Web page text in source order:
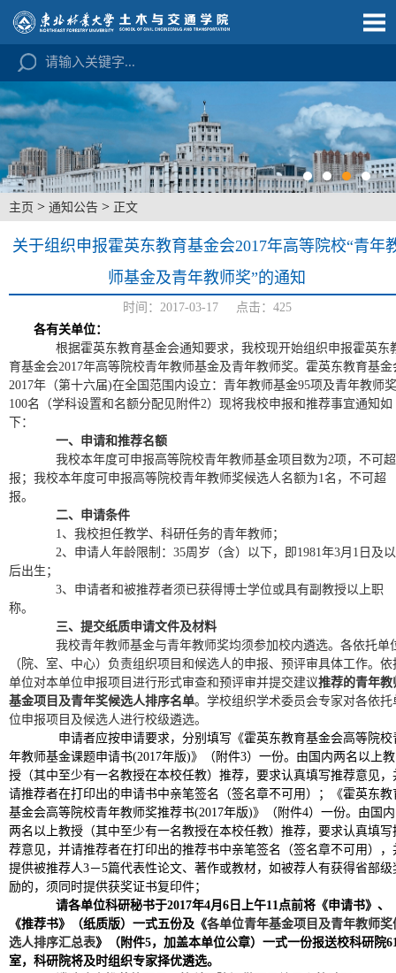
主页 > 通知公告 > 正文
关于组织申报霍英东教育基金会2017年高等院校“青年
师基金及青年教师奖”的通知
时间：2017-03-17 点击： 425
各有关单位：
根据霍英东教育基金会通知要求，我校现开始组织申报霍英东
育基金会2017年高等院校青年教师基金及青年教师奖。霍英东教育基金
2017年（第十六届)在全国范围内设立：青年教师基金95项及青年教师奖
100名（学科设置和名额分配见附件2）现将我校申报和推荐事宜通知如
下：
一、申请和推荐名额
我校本年度可申报高等院校青年教师基金项目数为2项，不可超
报；我校本年度可申报高等院校青年教师奖候选人名额为1名，不可超
报。
二、申请条件
1、我校担任教学、科研任务的青年教师；
2、申请人年龄限制：35周岁（含）以下，即1981年3月1日及以
后出生；
3、申请者和被推荐者须已获得博士学位或具有副教授以上职
称。
三、提交纸质申请文件及材料
我校青年教师基金与青年教师奖均须参加校内遴选。各依托单
（院、室、中心）负责组织项目和候选人的申报、预评审具体工作。依
单位对本单位申报项目进行形式审查和预评审并提交建议推荐的青年教
基金项目及青年奖候选人排序名单。学校组织学术委员会专家对各依托
位申报项目及候选人进行校级遴选。
申请者应按申请要求，分别填写 《霍英东教育基金会高等院校
年教师基金课题申请书(2017年版)》（附件3）一份。 由国内两名以上教
授（其中至少有一名教授在本校任教）推荐，要求认真填写推荐意见，
请推荐者在打印出的申请书中亲笔签名（签名章不可用）；
《霍英东教
基金会高等院校青年教师奖推荐书(2017年版)》（附件4）一份。 由国内
两名以上教授（其中至少有一名教授在本校任教）推荐，要求认真填写
荐意见，并请推荐者在打印出的推荐书中亲笔签名（签名章不可用），
提供被推荐人3－5篇代表性论文、著作或教材，如被荐人有获得省部级
励的，须同时提供获奖证书复印件；
请各单位科研秘书于2017年4月6日上午11点前将《申请书》、
《推荐书》（纸质版）一式五份及《各单位青年基金项目及青年教师奖
选人排序汇总表》（附件5，加盖本单位公章）一式一份报送校科研院
室，科研院将及时组织专家择优遴选。